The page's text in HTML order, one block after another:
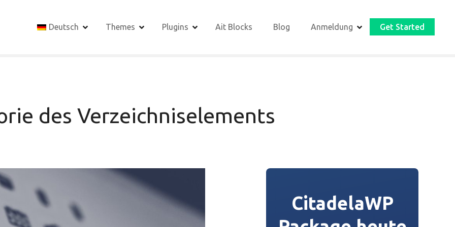
Deutsch Themes Plugins Ait Blocks Blog Anmeldung Get Started
des Verzeichniselements
CitadelaWP